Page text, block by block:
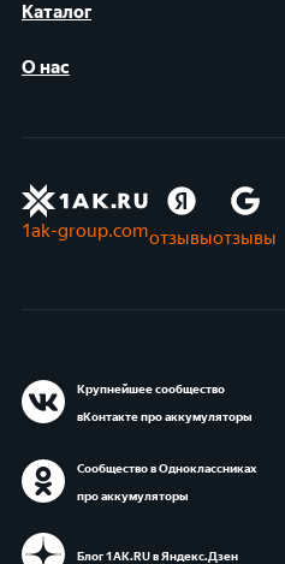
Каталог
О нас
1ak-group.comотзывыотзывы
Крупнейшее сообщество
вКонтакте про аккумуляторы
Сообщество в Одноклассниках
про аккумуляторы
Блог 1АК.RU в Яндекс.Дзен